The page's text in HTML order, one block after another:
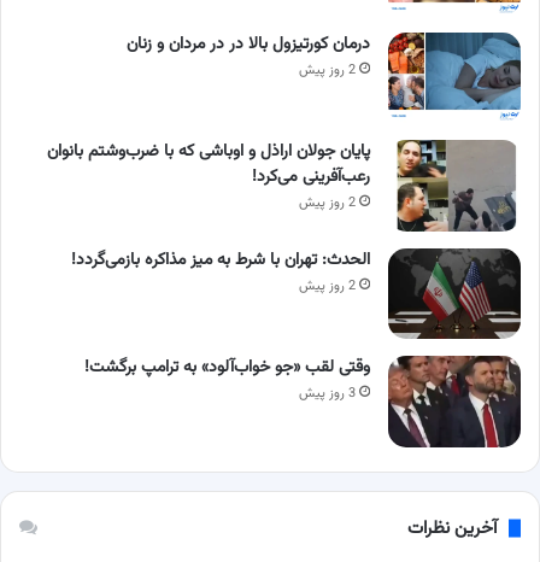
درمان کورتیزول بالا در در مردان و زنان
2 روز پیش
پایان جولان اراذل و اوباشی که با ضرب‌وشتم بانوان
رعب‌آفرینی می‌کرد!
2 روز پیش
الحدث: تهران با شرط به میز مذاکره بازمی‌گردد!
2 روز پیش
وقتی لقب «جو خواب‌آلود» به ترامپ برگشت!
3 روز پیش
آخرین نظرات